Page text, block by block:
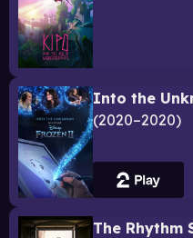
2020–2020
The Rhythm